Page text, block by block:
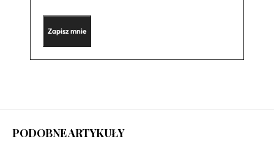
PODOBNE ARTYKUŁY